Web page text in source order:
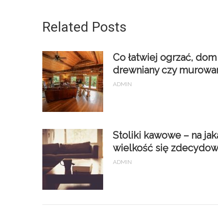
Related Posts
Co łatwiej ogrzać, dom
drewniany czy
ADMIN
Stoliki kawowe – na
wielkość się
ADMIN